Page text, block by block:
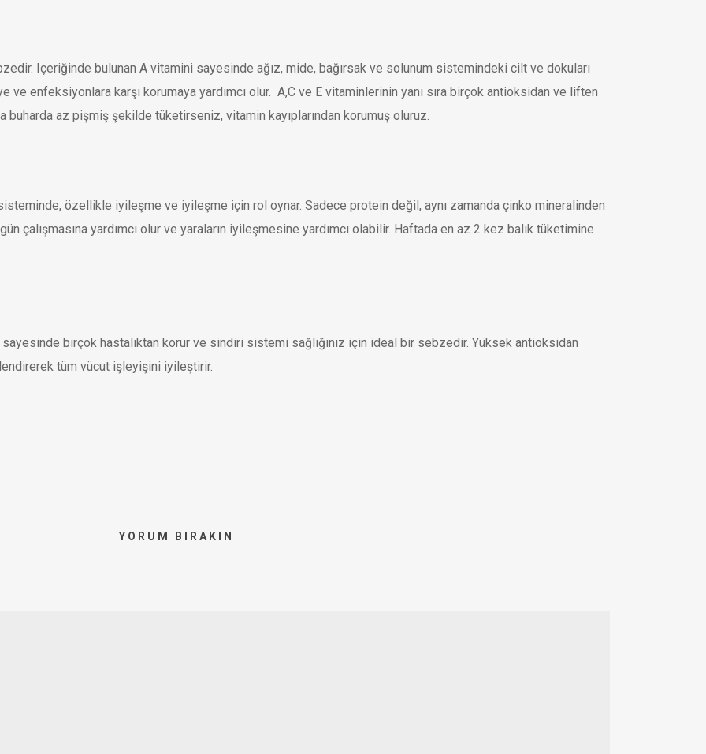
Içeriğinde bulunan A vitamini sayesinde ağız, mide, bağırsak ve solunum sistemindeki cilt ve dokuları
ve enfeksiyonlara karşı korumaya yardımcı olur. A,C ve E vitaminlerinin yanı sıra birçok antioksidan ve liften
az pişmiş şekilde tüketirseniz, vitamin kayıplarından korumuş oluruz.
özellikle iyileşme ve iyileşme için rol oynar. Sadece protein değil, aynı zamanda çinko mineralinden
çalışmasına yardımcı olur ve yaraların iyileşmesine yardımcı olabilir. Haftada en az 2 kez balık tüketimine
birçok hastalıktan korur ve sindiri sistemi sağlığınız için ideal bir sebzedir. Yüksek antioksidan
tüm vücut işleyişini iyileştirir.
YORUM BIRAKIN